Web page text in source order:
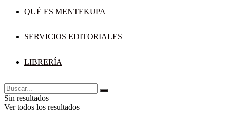
QUÉ ES MENTEKUPA
SERVICIOS EDITORIALES
LIBRERÍA
Sin resultados
Ver todos los resultados